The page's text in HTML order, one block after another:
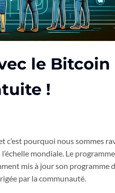
le Bitcoin
!
pourquoi nous sommes
mondiale. Le programme
mis à jour son programme
par la communauté.